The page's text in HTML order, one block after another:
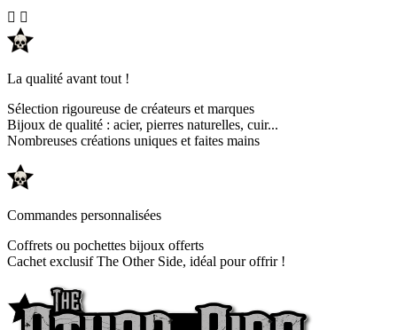
 
La qualité avant tout !
Sélection rigoureuse de créateurs et marques
Bijoux de qualité : acier, pierres naturelles, cuir...
Nombreuses créations uniques et faites mains
Commandes personnalisées
Coffrets ou pochettes bijoux offerts
Cachet exclusif The Other Side, idéal pour offrir !